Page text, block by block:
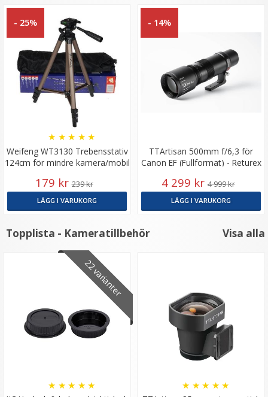
- 25%
Weifeng WT3130 Trebensstativ
124cm för mindre kamera/mobil
★ ★ ★ ★ ★
179 kr 239 kr
LÄGG I VARUKORG
- 14%
TTArtisan 500mm f/6,3 för
Canon EF (Fullformat) - Returex
4 299 kr 4 999 kr
LÄGG I VARUKORG
Topplista - Kameratillbehör Visa alla
22 varianter
★ ★ ★ ★ ★ ★ ★ ★ ★ ★